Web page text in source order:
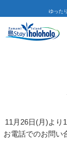
ゆった
11月26日(月)より
お電話でのお問い